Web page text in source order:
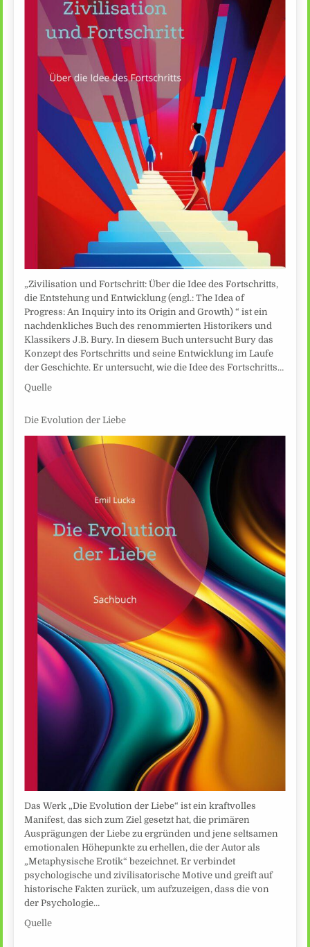
„Zivilisation und Fortschritt: Über die Idee des Fortschritts,
die Entstehung und Entwicklung (engl.: The Idea of
Progress: An Inquiry into its Origin and Growth) “ ist ein
nachdenkliches Buch des renommierten Historikers und
Klassikers J.B. Bury. In diesem Buch untersucht Bury das
Konzept des Fortschritts und seine Entwicklung im Laufe
der Geschichte. Er untersucht, wie die Idee des Fortschritts…
Quelle
Die Evolution der Liebe
Das Werk „Die Evolution der Liebe“ ist ein kraftvolles
Manifest, das sich zum Ziel gesetzt hat, die primären
Ausprägungen der Liebe zu ergründen und jene seltsamen
emotionalen Höhepunkte zu erhellen, die der Autor als
„Metaphysische Erotik“ bezeichnet. Er verbindet
psychologische und zivilisatorische Motive und greift auf
historische Fakten zurück, um aufzuzeigen, dass die von
der Psychologie…
Quelle